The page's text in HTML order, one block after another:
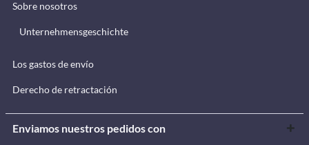
Sobre nosotros
Unternehmensgeschichte
Los gastos de envío
Derecho de retractación
Enviamos nuestros pedidos con